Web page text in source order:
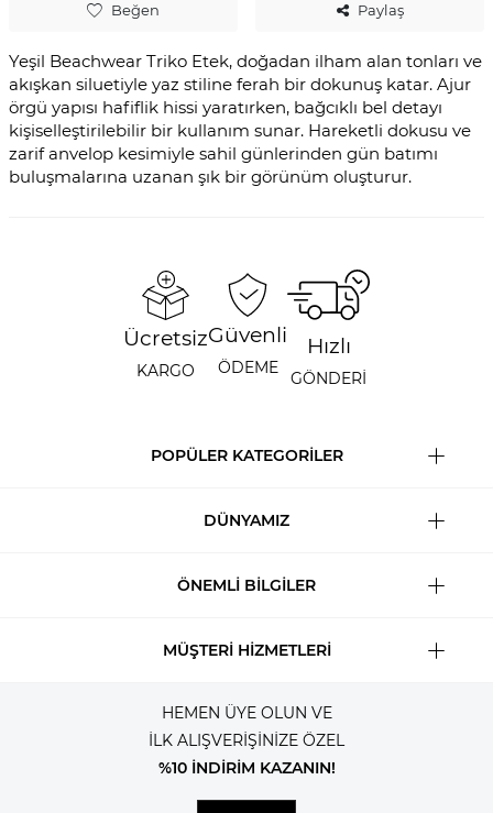
Beğen Paylaş
Yeşil Beachwear Triko Etek, doğadan ilham alan tonları ve
akışkan siluetiyle yaz stiline ferah bir dokunuş katar. Ajur
örgü yapısı hafiflik hissi yaratırken, bağcıklı bel detayı
kişiselleştirilebilir bir kullanım sunar. Hareketli dokusu ve
zarif anvelop kesimiyle sahil günlerinden gün batımı
buluşmalarına uzanan şık bir görünüm oluşturur.
Ücretsiz
KARGO
Güvenli
ÖDEME
Hızlı
GÖNDERİ
POPÜLER KATEGORİLER
DÜNYAMIZ
ÖNEMLİ BİLGİLER
MÜŞTERİ HİZMETLERİ
HEMEN ÜYE OLUN VE
İLK ALIŞVERİŞİNİZE ÖZEL
%10 İNDİRİM KAZANIN!